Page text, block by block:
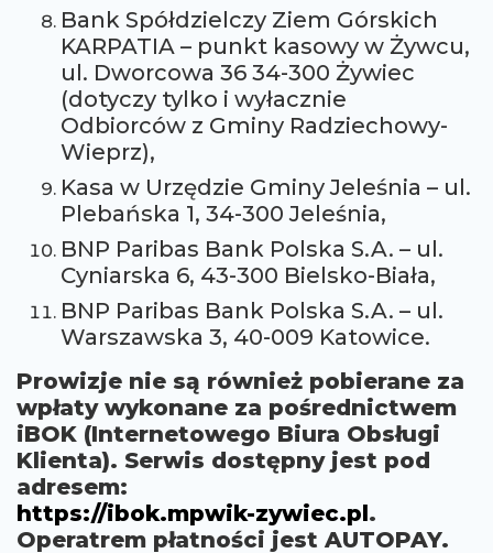
Bank Spółdzielczy Ziem Górskich
KARPATIA – punkt kasowy w Żywcu,
ul. Dworcowa 36 34-300 Żywiec
(dotyczy tylko i wyłacznie
Odbiorców z Gminy Radziechowy-
Wieprz),
Kasa w Urzędzie Gminy Jeleśnia – ul.
Plebańska 1, 34-300 Jeleśnia,
BNP Paribas Bank Polska S.A. – ul.
Cyniarska 6, 43-300 Bielsko-Biała,
BNP Paribas Bank Polska S.A. – ul.
Warszawska 3, 40-009 Katowice.
Prowizje nie są również pobierane za
wpłaty wykonane za pośrednictwem
iBOK (Internetowego Biura Obsługi
Klienta). Serwis dostępny jest pod
adresem:
https://ibok.mpwik-zywiec.pl.
Operatrem płatności jest AUTOPAY.